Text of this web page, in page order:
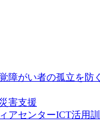
障がい者の孤立を防
害支援
アセンターICT活用